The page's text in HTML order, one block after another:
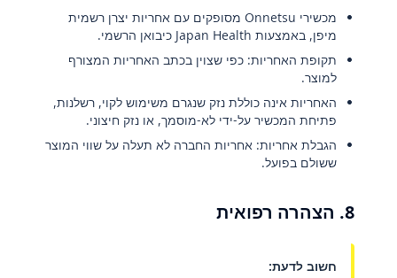
מכשירי Onnetsu מסופקים עם אחריות יצרן רשמית
מיפן, באמצעות Japan Health כיבואן הרשמי.
תקופת האחריות: כפי שצוין בכתב האחריות המצורף
למוצר.
האחריות אינה כוללת נזק שנגרם משימוש לקוי, רשלנות,
פתיחת המכשיר על-ידי לא-מוסמך, או נזק חיצוני.
הגבלת אחריות: אחריות החברה לא תעלה על שווי המוצר
ששולם בפועל.
8. הצהרה רפואית
חשוב לדעת: